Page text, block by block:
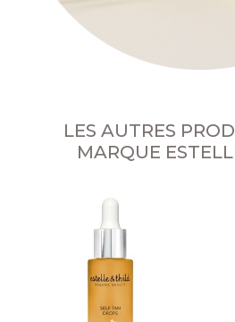
LES AUTRES
MARQUE